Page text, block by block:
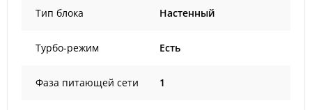
Тип блока Настенный
Турбо-режим Есть
Фаза питающей сети 1